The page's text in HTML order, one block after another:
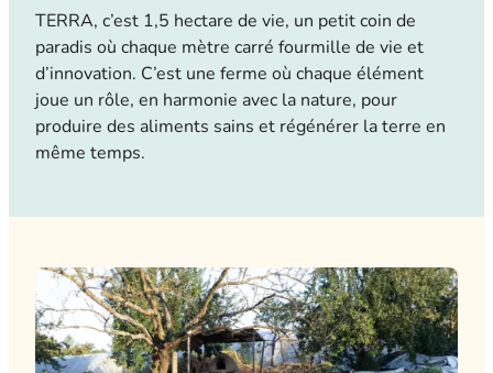
TERRA, c’est 1,5 hectare de vie, un petit coin de
paradis où chaque mètre carré fourmille de vie et
d’innovation. C’est une ferme où chaque élément
joue un rôle, en harmonie avec la nature, pour
produire des aliments sains et régénérer la terre en
même temps.